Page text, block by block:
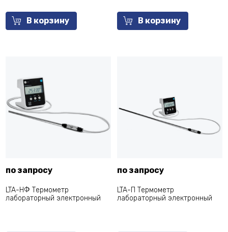
В корзину В корзину
по запросу
LTA-НФ Термометр
лабораторный электронный
по запросу
LTA-П Термометр
лабораторный электронный